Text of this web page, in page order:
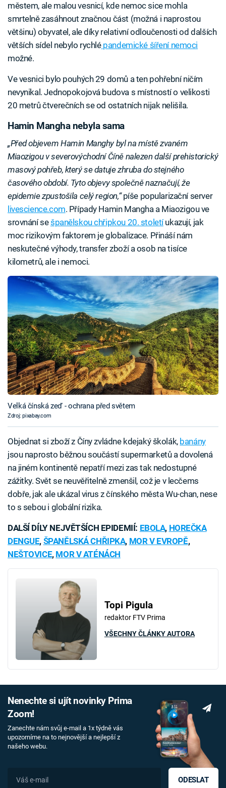
městem, ale malou vesnicí, kde nemoc sice mohla
smrtelně zasáhnout značnou část (možná i naprostou
většinu) obyvatel, ale díky relativní odloučenosti od dalších
větších sídel nebylo rychlépandemické šíření nemoci
možné.
Ve vesnici bylo pouhých 29 domů a ten pohřební ničím
nevynikal. Jednopokojová budova s místností o velikosti
20 metrů čtverečních se od ostatních nijak nelišila.
Hamin Mangha nebyla sama
„Před objevem Hamin Manghy byl na místě zvaném
Miaozigou v severovýchodní Číně nalezen další prehistorický
masový pohřeb, který se datuje zhruba do stejného
časového období. Tyto objevy společně naznačují, že
epidemie zpustošila celý region,“píše popularizační server
livescience.com. Případy Hamin Mangha a Miaozigou ve
srovnání sešpanělskou chřipkou 20. stoletíukazují, jak
moc rizikovým faktorem je globalizace. Přináší nám
neskutečné výhody, transfer zboží a osob na tisíce
kilometrů, ale i nemoci.
Velká čínská zeď - ochrana před světem
Zdroj: pixabay.com
Objednat si zboží z Číny zvládne kdejaký školák, banány
jsou naprosto běžnou součástí supermarketů a dovolená
na jiném kontinentě nepatří mezi zas tak nedostupné
zážitky. Svět se neuvěřitelně zmenšil, což je v lecčems
dobře, jak ale ukázal virus z čínského města Wu-chan, nese
to s sebou i globální rizika.
DALŠÍ DÍLY NEJVĚTŠÍCH EPIDEMIÍ: EBOLA, HOREČKA
DENGUE, ŠPANĚLSKÁ CHŘIPKA, MOR V EVROPĚ,
NEŠTOVICE, MOR V ATÉNÁCH
Topi Pigula
redaktor FTV Prima
VŠECHNY ČLÁNKY AUTORA
Nenechte si ujít novinky Prima
Zoom!
Zanechte nám svůj e-mail a 1x týdně vás
upozorníme na to nejnovější a nejlepší z
našeho webu.
ODESLAT